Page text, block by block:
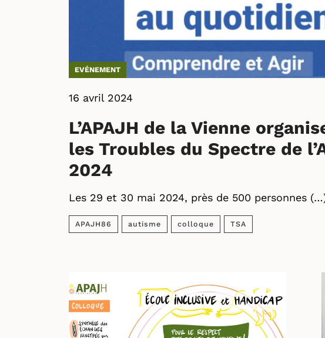
EVÉNEMENT
16 avril 2024
L’APAJH de la Vienne
les Troubles du Spectre de
2024
Les 29 et 30 mai 2024, près de 500 personnes
APAJH86 autisme colloque TSA